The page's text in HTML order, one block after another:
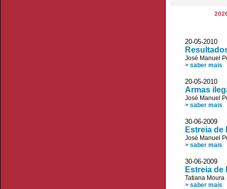
20-05-
José Manuel
> saber mais
20-05-2010
Armas
José Manuel
> saber mais
30-06-
Estreia de
José Manuel
> saber mais
30-06-
Estreia de
Tatiana Moura
> saber mais